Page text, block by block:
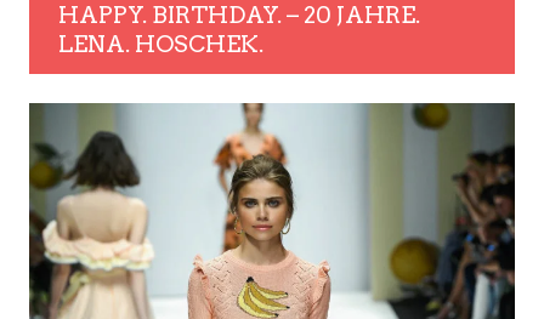
HAPPY. BIRTHDAY. – 20 JAHRE.
LENA. HOSCHEK.